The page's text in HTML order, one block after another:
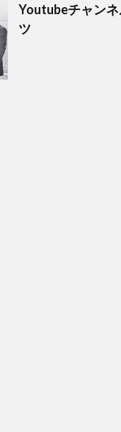
Youtubeチャン
ツ